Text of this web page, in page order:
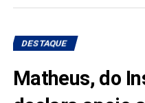
DESTAQUE
Matheus, do